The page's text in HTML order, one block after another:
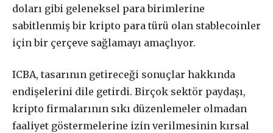
doları gibi geleneksel para birimlerine
sabitlenmiş bir kripto para türü olan stablecoinler
için bir çerçeve sağlamayı amaçlıyor.
ICBA, tasarının getireceği sonuçlar hakkında
endişelerini dile getirdi. Birçok sektör paydaşı,
kripto firmalarının sıkı düzenlemeler olmadan
faaliyet göstermelerine izin verilmesinin kırsal